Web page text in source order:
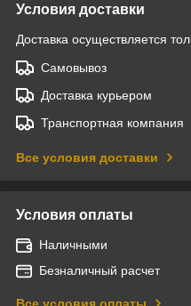
Условия доставки
Доставка осуществляется
Самовывоз
Доставка курьером
Транспортная компания
Все условия доставки
Условия оплаты
Наличными
Безналичный расчет
Все условия оплаты